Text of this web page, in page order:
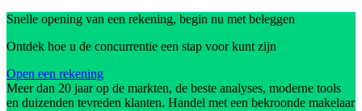
Snelle opening van een rekening, begin nu met beleggen
Ontdek hoe u de concurrentie een stap voor kunt zijn
Open een rekening
Meer dan 20 jaar op de markten, de beste analyses, moderne tools
en duizenden tevreden klanten. Handel met een bekroonde makelaar